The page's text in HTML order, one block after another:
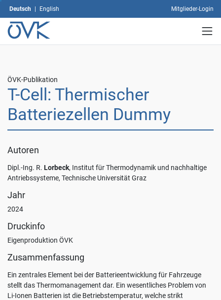
Wirkung
für
die
Zukunft
Ihre
Einstellungen
ändern.
Weitere
Informationen
zum
Datenschutz
finden
Sie
Datenschutz
Benutzerdefinierte
Einstellungen
Alle
akzeptieren
Nur
Notwendige
akzeptieren
Deutsch | English Mitglieder-Login
ÖVK-Publikation
T-Cell: Thermischer
Batteriezellen Dummy
Autoren
Dipl.-Ing. R. Lorbeck, Institut für Thermodynamik und nachhaltige
Antriebssysteme, Technische Universität Graz
Jahr
2024
Druckinfo
Eigenproduktion ÖVK
Zusammenfassung
Ein zentrales Element bei der Batterieentwicklung für Fahrzeuge
stellt das Thermomanagement dar. Ein wesentliches Problem von
Li-Ionen Batterien ist die Betriebstemperatur, welche strikt